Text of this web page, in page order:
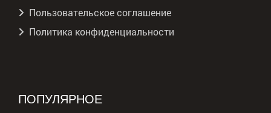
Пользовательское соглашение
Политика конфиденциальности
ПОПУЛЯРНОЕ